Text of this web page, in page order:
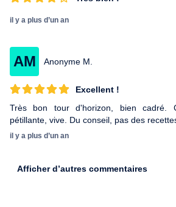
il y a plus d’un an
AM Anonyme M.
Excellent !
Très bon tour d'horizon, bien cadré.
pétillante, vive. Du conseil, pas des
il y a plus d’un an
Afficher d’autres commentaires